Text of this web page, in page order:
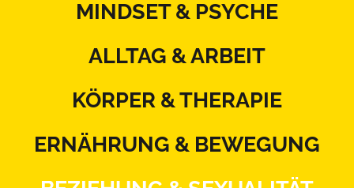
MINDSET & PSYCHE
ALLTAG & ARBEIT
KÖRPER & THERAPIE
ERNÄHRUNG & BEWEGUNG